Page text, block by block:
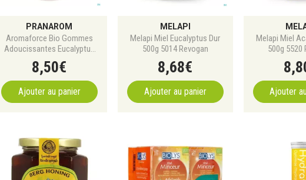
PRANAROM
Aromaforce Bio Gommes
Adoucissantes Eucalyptus
45
8,50€
Ajouter au panier
MELAPI
Melapi Miel Eucalyptus Dur
500g 5014 Revogan
8,68€
Ajouter au panier
Melapi Miel
500g 5520
8,
Ajouter